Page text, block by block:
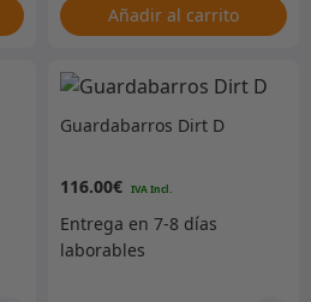
Añadir al carrito
Guardabarros Dirt D
116.00€